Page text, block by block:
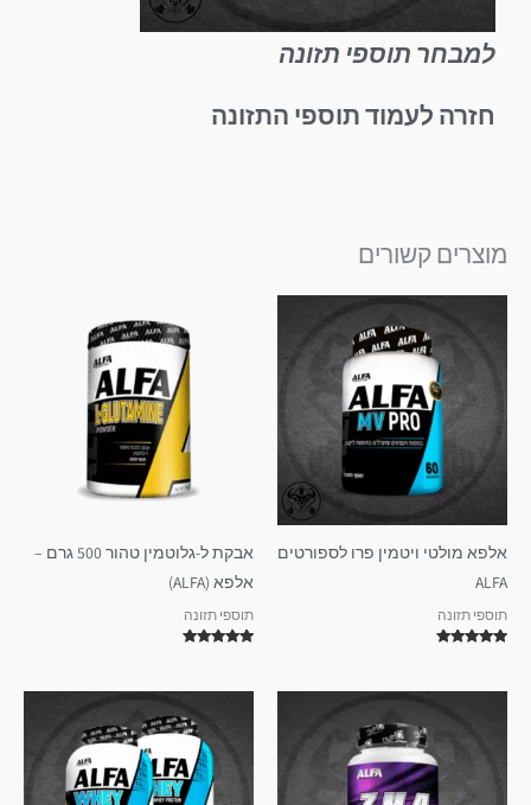
למבחר תוספי תזונה
חזרה לעמוד תוספי התזונה
מוצרים קשורים
אלפא מולטי ויטמין פרו לספורטים
ALFA
תוספי תזונה
אבקת ל-גלוטמין טהור 500 גרם –
אלפא (ALFA)
תוספי תזונה